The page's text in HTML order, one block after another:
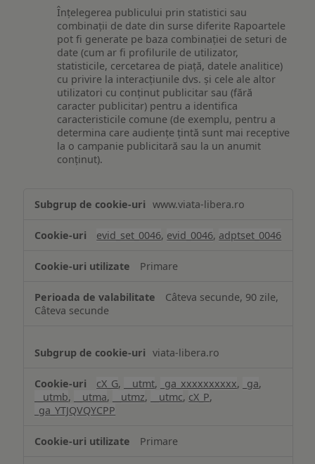
Înțelegerea publicului prin statistici sau
combinații de date din surse diferite Rapoartele
pot fi generate pe baza combinației de seturi de
date (cum ar fi profilurile de utilizator,
statisticile, cercetarea de piață, datele analitice)
cu privire la interacțiunile dvs. și cele ale altor
utilizatori cu conținut publicitar sau (fără
caracter publicitar) pentru a identifica
caracteristicile comune (de exemplu, pentru a
determina care audiențe țintă sunt mai receptive
la o campanie publicitară sau la un anumit
conținut).
www.viata-libera.ro
evid_set_0046, evid_0046, adptset_0046
Primare
Câteva secunde, 90 zile,
Câteva secunde
viata-libera.ro
cX_G, __utmt, _ga_xxxxxxxxxx, _ga,
__utmb, __utma, __utmz, __utmc, cX_P,
_ga_YTJQVQYCPP
Primare